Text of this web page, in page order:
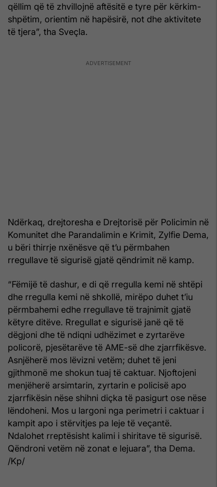
qëllim që të zhvillojnë aftësitë e tyre për kërkim-
shpëtim, orientim në hapësirë, not dhe aktivitete
të tjera”, tha Sveçla.
Ndërkaq, drejtoresha e Drejtorisë për Policimin në
Komunitet dhe Parandalimin e Krimit, Zylfie Dema,
u bëri thirrje nxënësve që t’u përmbahen
rregullave të sigurisë gjatë qëndrimit në kamp.
“Fëmijë të dashur, e di që rregulla kemi në shtëpi
dhe rregulla kemi në shkollë, mirëpo duhet t’iu
përmbahemi edhe rregullave të trajnimit gjatë
këtyre ditëve. Rregullat e sigurisë janë që të
dëgjoni dhe të ndiqni udhëzimet e zyrtarëve
policorë, pjesëtarëve të AME-së dhe zjarrfikësve.
Asnjëherë mos lëvizni vetëm; duhet të jeni
gjithmonë me shokun tuaj të caktuar. Njoftojeni
menjëherë arsimtarin, zyrtarin e policisë apo
zjarrfikësin nëse shihni diçka të pasigurt ose nëse
lëndoheni. Mos u largoni nga perimetri i caktuar i
kampit apo i stërvitjes pa leje të veçantë.
Ndalohet rreptësisht kalimi i shiritave të sigurisë.
Qëndroni vetëm në zonat e lejuara”, tha Dema.
/Kp/